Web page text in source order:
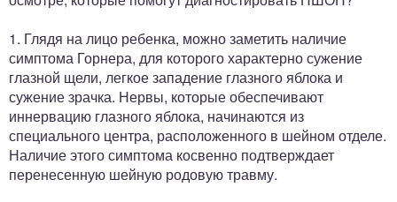
1. Глядя на лицо ребенка, можно заметить наличие
симптома Горнера, для которого характерно сужение
глазной щели, легкое западение глазного яблока и
сужение зрачка. Нервы, которые обеспечивают
иннервацию глазного яблока, начинаются из
специального центра, расположенного в шейном отделе.
Наличие этого симптома косвенно подтверждает
перенесенную шейную родовую травму.